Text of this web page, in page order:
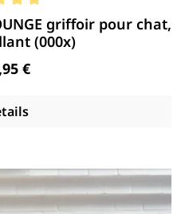
griffoir pour chat,
(000x)
Preis:
€